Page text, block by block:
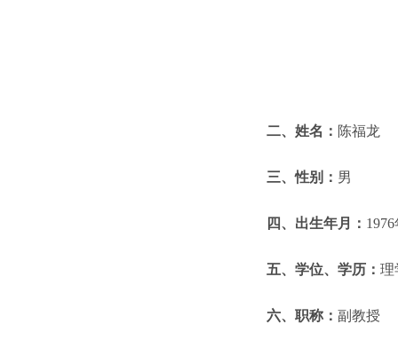
二、姓名： 陈福龙
三、性别： 男
四、出生年月： 1976
五、学位、学历： 理
六、职称： 副教授